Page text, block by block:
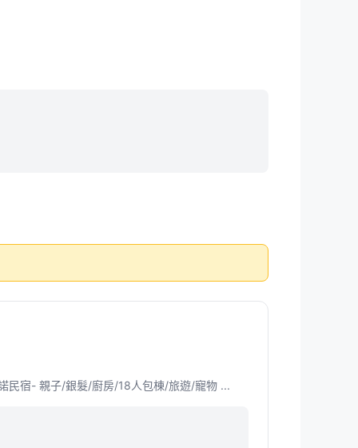
民宿- 親子/銀髮/廚房/18人包棟/旅遊/寵物 ...